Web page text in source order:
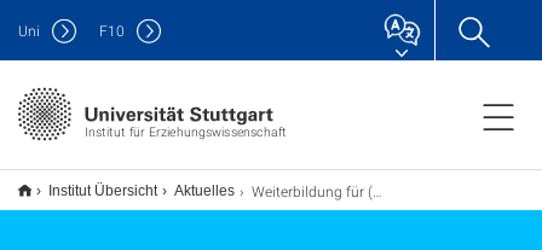
Institut für Erziehungswissenschaft
Uni F10
Institut Übersicht Aktuelles Weiterbildung für (angehende) Lehrkräfte in NwT zum Themenbereich Mikrocontroller